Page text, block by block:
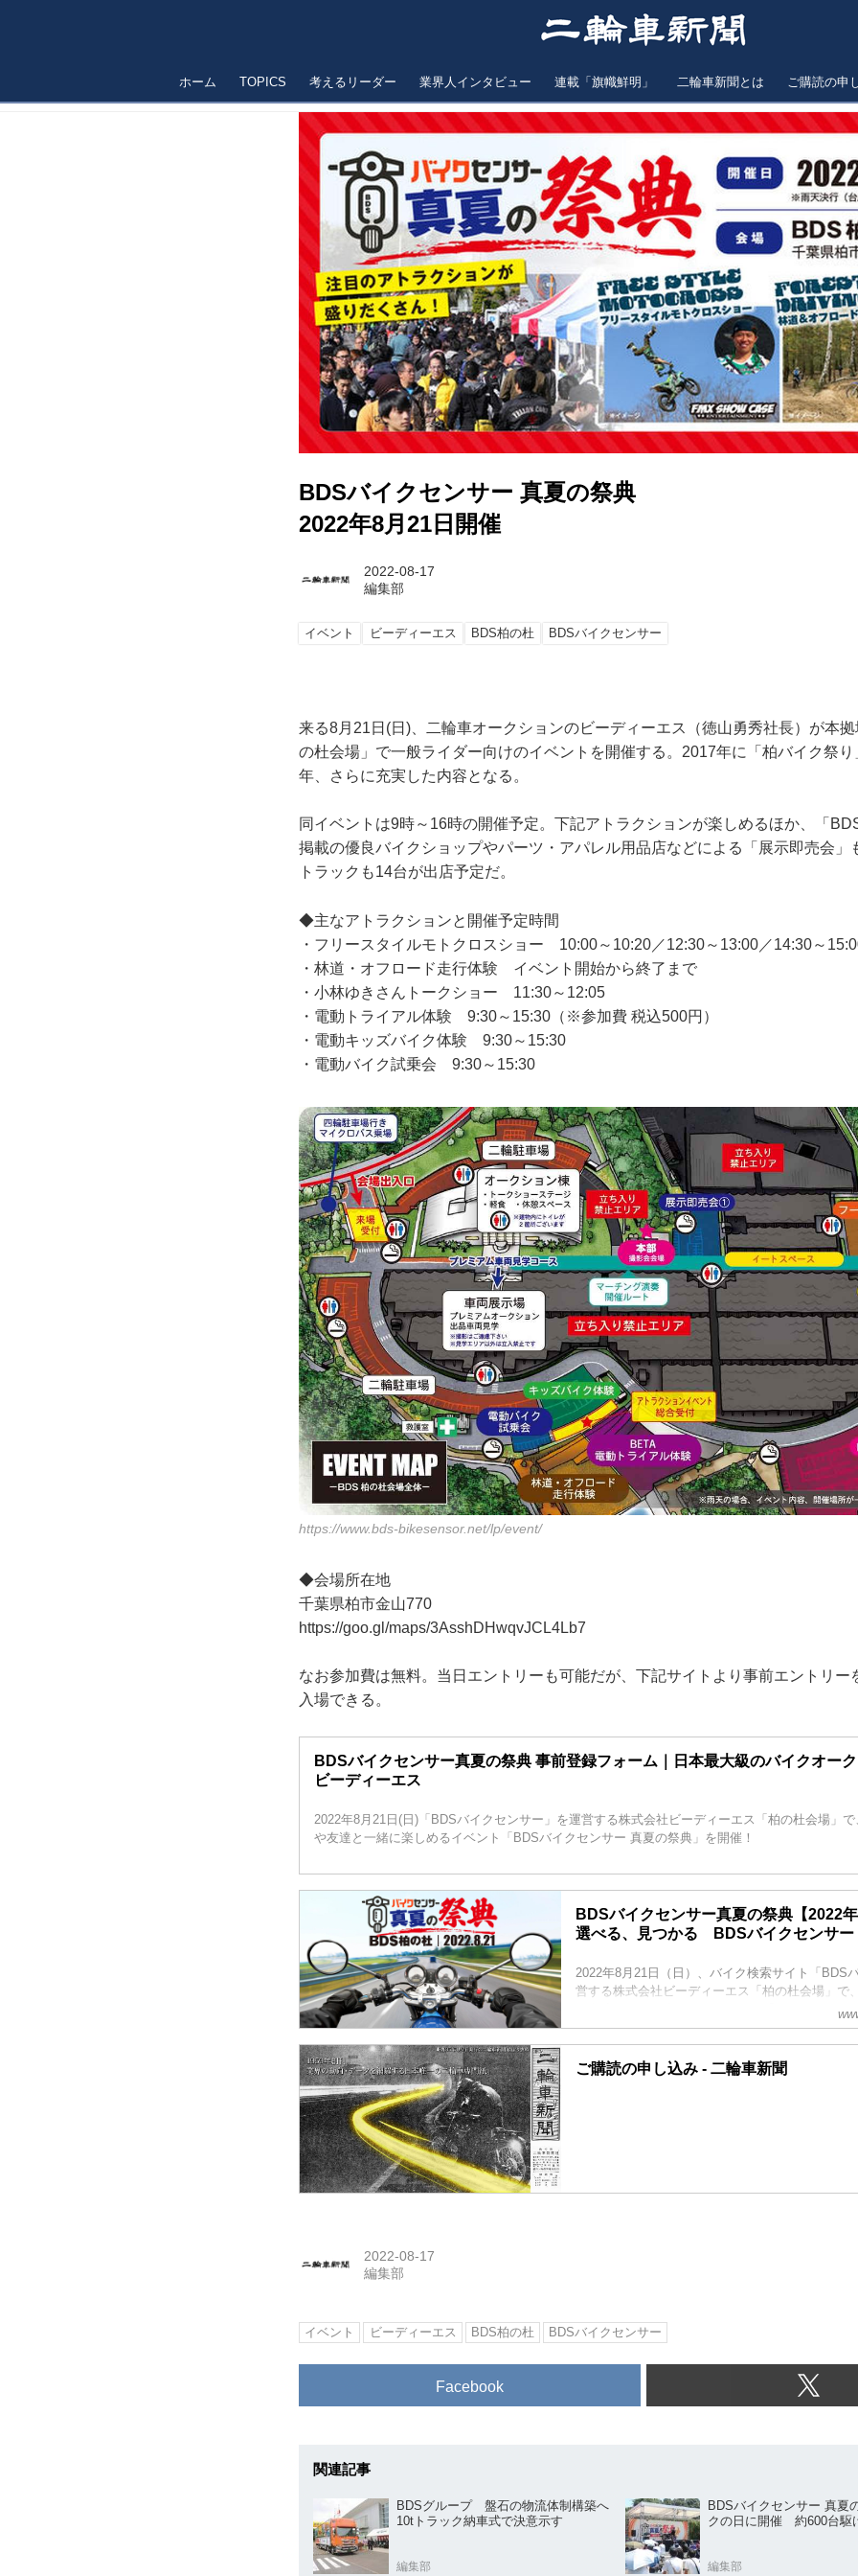
ホーム TOPICS 考えるリーダー 業界人インタビュー 連載「旗幟鮮明」 二輪車新聞とは ご購読の申
BDSバイクセンサー 真夏の祭典
2022年8月21日開催
2022-08-17
編集部
イベント ビーディーエス BDS柏の杜 BDSバイクセンサー
来る8月21日(日)、二輪車オークションのビーディーエス（徳山勇秀社長）が本
の杜会場」で一般ライダー向けのイベントを開催する。2017年に「柏バイク祭
年、さらに充実した内容となる。
同イベントは9時～16時の開催予定。下記アトラクションが楽しめるほか、「
掲載の優良バイクショップやパーツ・アパレル用品店などによる「展示即売会」
トラックも14台が出店予定だ。
◆主なアトラクションと開催予定時間
・フリースタイルモトクロスショー 10:00～10:20／12:30～13:00／14:30～
・林道・オフロード走行体験 イベント開始から終了まで
・小林ゆきさんトークショー 11:30～12:05
・電動トライアル体験 9:30～15:30（※参加費 税込500円）
・電動キッズバイク体験 9:30～15:30
・電動バイク試乗会 9:30～15:30
https://www.bds-bikesensor.net/lp/event/
◆会場所在地
千葉県柏市金山770
https://goo.gl/maps/3AsshDHwqvJCL4Lb7
なお参加費は無料。当日エントリーも可能だが、下記サイトより事前エントリー
入場できる。
BDSバイクセンサー真夏の祭典 事前登録フォーム｜日本最大級のバイクオー
ビーディーエス
2022年8月21日(日)「BDSバイクセンサー」を運営する株式会社ビーディーエス「柏の杜会場」
や友達と一緒に楽しめるイベント「BDSバイクセンサー 真夏の祭典」を開催！
BDSバイクセンサー真夏の祭典【2022
選べる、見つかる BDSバイクセンサー
2022年8月21日（日）、バイク検索サイト「BDS
営する株式会社ビーディーエス「柏の杜会場」で
や友達と一緒に楽しめるイベント「BDSバイクセ
を開催！
ご購読の申し込み - 二輪車新聞
2022-08-17
編集部
イベント ビーディーエス BDS柏の杜 BDSバイクセンサー
Facebook
関連記事
BDSグループ 盤石の物流体制構築へ
10tトラック納車式で決意示す
編集部
BDSバイクセンサー 真夏
クの日に開催 約600台駆
編集部